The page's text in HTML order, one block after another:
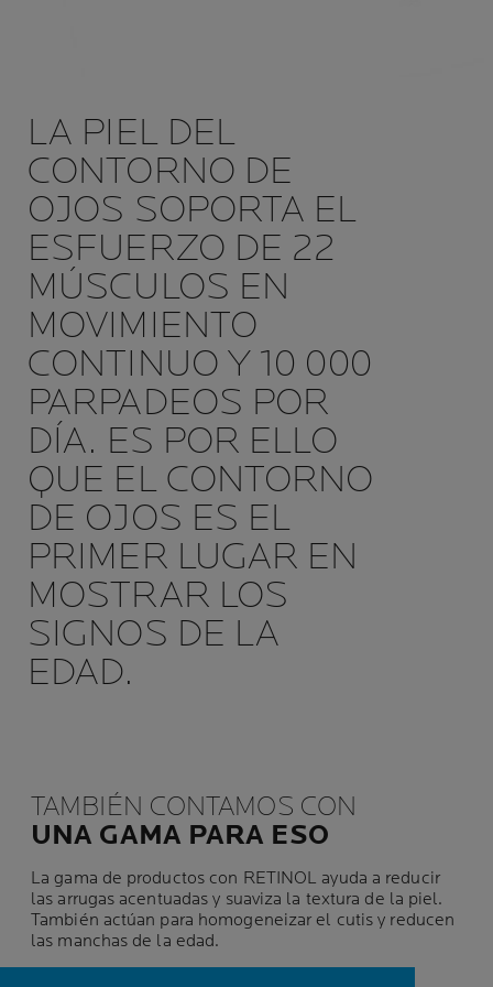
LA PIEL DEL
CONTORNO DE
OJOS SOPORTA EL
ESFUERZO DE 22
MÚSCULOS EN
MOVIMIENTO
CONTINUO Y 10 000
PARPADEOS POR
DÍA. ES POR ELLO
QUE EL CONTORNO
DE OJOS ES EL
PRIMER LUGAR EN
MOSTRAR LOS
SIGNOS DE LA
EDAD.
TAMBIÉN CONTAMOS CON
UNA GAMA PARA ESO
La gama de productos con RETINOL ayuda a reducir
las arrugas acentuadas y suaviza la textura de la piel.
También actúan para homogeneizar el cutis y reducen
las manchas de la edad.